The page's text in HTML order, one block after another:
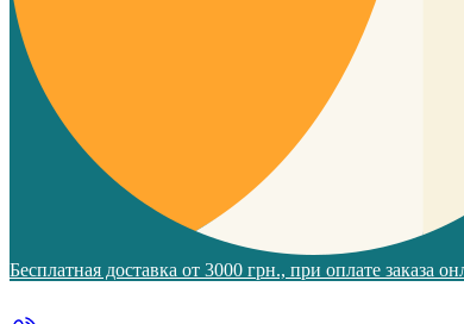
Бесплатная доставка от 3000 грн., при оплате заказа